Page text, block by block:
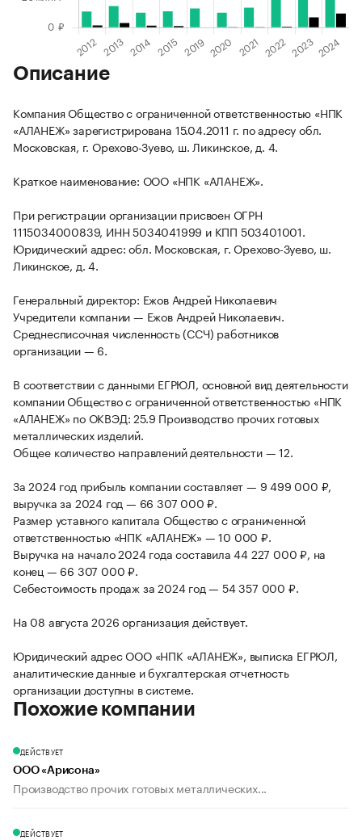
Описание
Компания Общество с ограниченной ответственностью «НПК
«АЛАНЕЖ» зарегистрирована 15.04.2011 г. по адресу обл.
Московская, г. Орехово-Зуево, ш. Ликинское, д. 4.
Краткое наименование: ООО «НПК «АЛАНЕЖ».
При регистрации организации присвоен ОГРН
1115034000839, ИНН 5034041999 и КПП 503401001.
Юридический адрес: обл. Московская, г. Орехово-Зуево, ш.
Ликинское, д. 4.
Генеральный директор: Ежов Андрей Николаевич
Учредители компании — Ежов Андрей Николаевич.
Среднесписочная численность (ССЧ) работников
организации — 6.
В соответствии с данными ЕГРЮЛ, основной вид деятельности
компании Общество с ограниченной ответственностью «НПК
«АЛАНЕЖ» по ОКВЭД: 25.9 Производство прочих готовых
металлических изделий.
Общее количество направлений деятельности — 12.
За 2024 год прибыль компании составляет — 9 499 000 ₽,
выручка за 2024 год — 66 307 000 ₽.
Размер уставного капитала Общество с ограниченной
ответственностью «НПК «АЛАНЕЖ» — 10 000 ₽.
Выручка на начало 2024 года составила 44 227 000 ₽, на
конец — 66 307 000 ₽.
Себестоимость продаж за 2024 год — 54 357 000 ₽.
На 08 августа 2026 организация действует.
Юридический адрес ООО «НПК «АЛАНЕЖ», выписка ЕГРЮЛ,
аналитические данные и бухгалтерская отчетность
организации доступны в системе.
Похожие компании
ДЕЙСТВУЕТ
ООО «Арисона»
Производство прочих готовых металлических...
ДЕЙСТВУЕТ